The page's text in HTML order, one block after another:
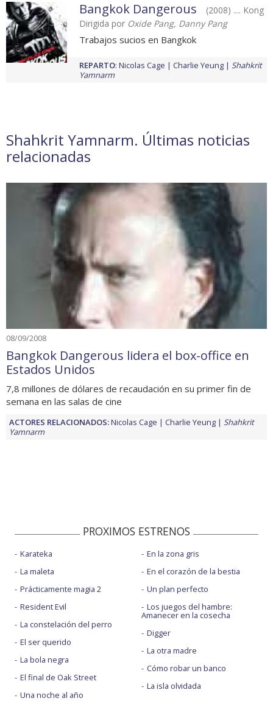
Bangkok Dangerous
(2008) .... Kong
Dirigida por Oxide Pang, Danny Pang
Trabajos sucios en Bangkok
REPARTO: Nicolas Cage Charlie Yeung
Shahkrit
Yamnarm
Shahkrit Yamnarm. Últimas noticias
relacionadas
08/09/2008
Bangkok Dangerous lidera el box-office en
Estados Unidos
7,8 millones de dólares de recaudación en su primer fin de
semana en las salas de cine
ACTORES RELACIONADOS:Nicolas Cage Charlie Yeung
Shahkrit
Yamnarm
PROXIMOS ESTRENOS
Karateka
La maleta
Prácticamente magia 2
Resident Evil
La constelación del perro
El ser querido
La bola negra
El final de Oak Street
Una noche al año
En la zona gris
En el corazón de la bestia
Un plan perfecto
Los juegos del hambre:
Amanecer en la cosecha
Digger
La otra madre
Cómo robar un banco
La isla olvidada